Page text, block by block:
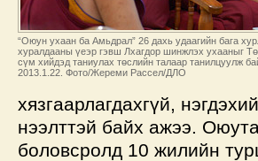
“Оюун ухаан ба Амьдрал” 26 дахь удаагийн бага
хуралдааны үеэр гэвш Лхагдор шинжлэх ухааныг
сүм хийдэд таниулах төслийн талаар танилцуулж
2013.1.22. Фото/Жереми Рассел/ДЛО
хязгаарлагдахгүй,
нээлттэй байх ажээ.
боловсролд 10 жилийн